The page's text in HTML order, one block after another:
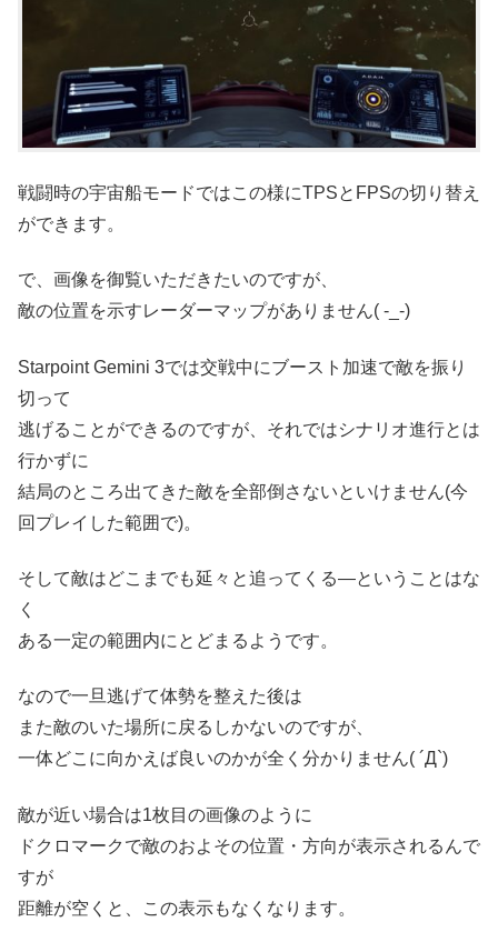
戦闘時の宇宙船モードではこの様にTPSとFPSの切り替え
ができます。
で、画像を御覧いただきたいのですが、
敵の位置を示すレーダーマップがありません( -_-)
Starpoint Gemini 3では交戦中にブースト加速で敵を振り
切って
逃げることができるのですが、それではシナリオ進行とは
行かずに
結局のところ出てきた敵を全部倒さないといけません(今
回プレイした範囲で)。
そして敵はどこまでも延々と追ってくる―ということはな
く
ある一定の範囲内にとどまるようです。
なので一旦逃げて体勢を整えた後は
また敵のいた場所に戻るしかないのですが、
一体どこに向かえば良いのかが全く分かりません( ´Д`)
敵が近い場合は1枚目の画像のように
ドクロマークで敵のおよその位置・方向が表示されるんで
すが
距離が空くと、この表示もなくなります。